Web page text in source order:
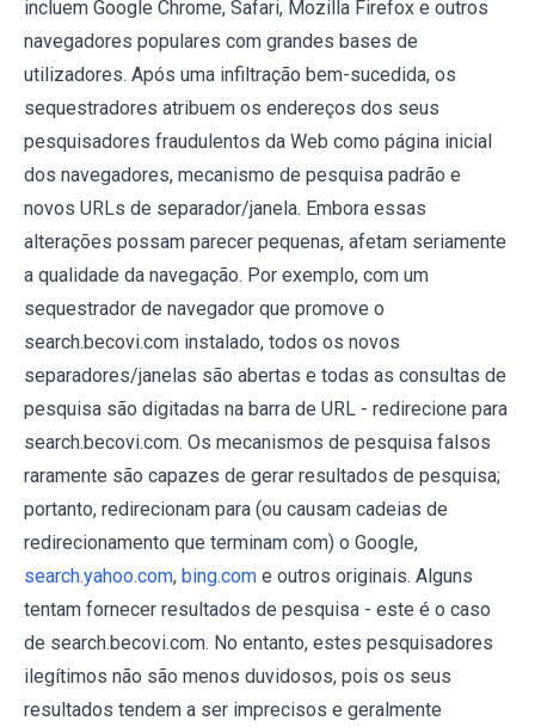
incluem Google Chrome, Safari, Mozilla Firefox e outros
navegadores populares com grandes bases de
utilizadores. Após uma infiltração bem-sucedida, os
sequestradores atribuem os endereços dos seus
pesquisadores fraudulentos da Web como página inicial
dos navegadores, mecanismo de pesquisa padrão e
novos URLs de separador/janela. Embora essas
alterações possam parecer pequenas, afetam seriamente
a qualidade da navegação. Por exemplo, com um
sequestrador de navegador que promove o
search.becovi.com instalado, todos os novos
separadores/janelas são abertas e todas as consultas de
pesquisa são digitadas na barra de URL - redirecione para
search.becovi.com. Os mecanismos de pesquisa falsos
raramente são capazes de gerar resultados de pesquisa;
portanto, redirecionam para (ou causam cadeias de
redirecionamento que terminam com) o Google,
search.yahoo.com, bing.com e outros originais. Alguns
tentam fornecer resultados de pesquisa - este é o caso
de search.becovi.com. No entanto, estes pesquisadores
ilegítimos não são menos duvidosos, pois os seus
resultados tendem a ser imprecisos e geralmente